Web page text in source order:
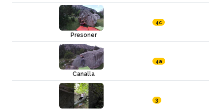
Presoner
4c
Canalla
4a
3